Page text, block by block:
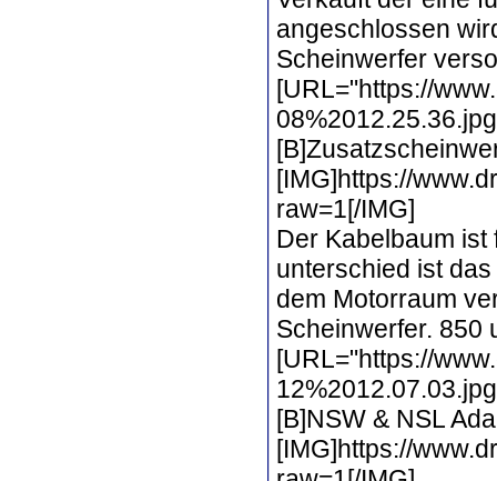
angeschlossen
Scheinwerfer
[URL="https://
[IMG]https://
raw=1[/IMG]
Der Kabelbaum ist
unterschied ist
dem Motorraum
Scheinwerfer. 850
[URL="https://
[B]NSW & NSL
[IMG]https://